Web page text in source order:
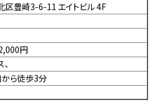
区豊崎3-6-11 エイトビル 4F
円
ら徒歩3分